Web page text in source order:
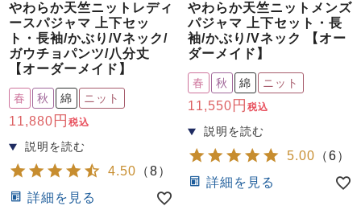
やわらか天竺ニットレディ
ースパジャマ 上下セッ
ト・長袖/かぶり/Vネック/
ガウチョパンツ/八分丈
【オーダーメイド】
春 秋 綿 ニット
11,880 税込
4.50 （8）
詳細を見る
やわらか天竺ニットメンズ
パジャマ 上下セット・長
袖/かぶり/Vネック 【オー
ダーメイド】
春 秋 綿 ニット
11,550 税込
5.00 （6）
詳細を見る